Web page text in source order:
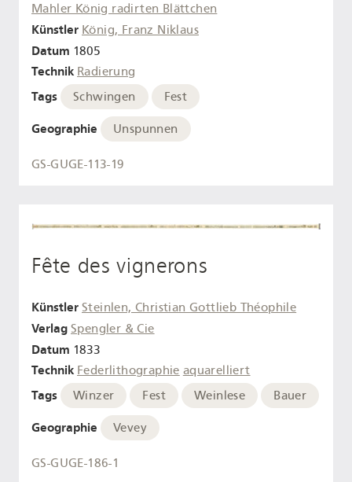
Mahler König radirten Blättchen
Künstler König, Franz Niklaus
Datum 1805
Technik Radierung
Tags Schwingen Fest
Geographie Unspunnen
GS-GUGE-113-19
Fête des vignerons
Künstler Steinlen, Christian Gottlieb Théophile
Verlag Spengler & Cie
Datum 1833
Technik Federlithographie aquarelliert
Tags Winzer Fest Weinlese Bauer
Geographie Vevey
GS-GUGE-186-1